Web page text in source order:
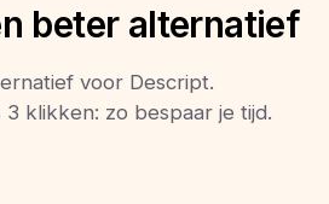
beter alternatief
voor Descript.
klikken: zo bespaar je tijd.